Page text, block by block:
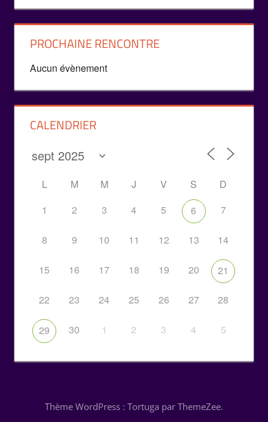
PROCHAINE RENCONTRE
Aucun évènement
CALENDRIER
L M M J V S
D
1
2 3 4 5 6 7
8 9 10 11 12 13 14
15 16 17 18 19 20 21
22 23 24 25 26 27 28
29 30 1 2 3 4 5
Thème WordPress : Tortuga par ThemeZee.